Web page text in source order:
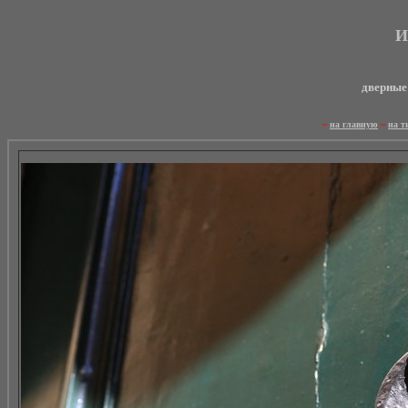
~ на главную ~ на